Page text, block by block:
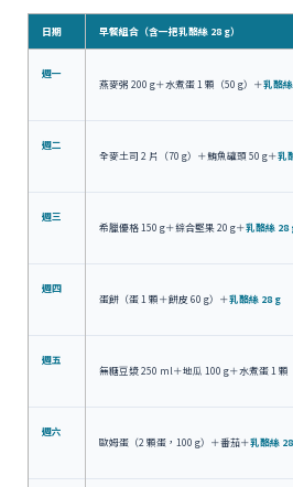
日期 早餐組合（含一把乳酪絲 28 g）
週一
燕麥粥 200 g＋水煮蛋 1 顆（50 g）＋乳酪
週二
全麥土司 2 片（70 g）＋鮪魚罐頭 50 g＋乳
週三
希臘優格 150 g＋綜合堅果 20 g＋乳酪絲 28
週四
蛋餅（蛋 1 顆＋餅皮 60 g）＋乳酪絲 28 g
週五
無糖豆漿 250 ml＋地瓜 100 g＋水煮蛋 1 顆
週六
歐姆蛋（2 顆蛋，100 g）＋番茄＋乳酪絲